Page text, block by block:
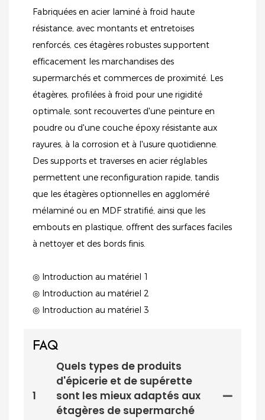
Fabriquées en acier laminé à froid haute
résistance, avec montants et entretoises
renforcés, ces étagères robustes supportent
efficacement les marchandises des
supermarchés et commerces de proximité. Les
étagères, profilées à froid pour une rigidité
optimale, sont recouvertes d'une peinture en
poudre ou d'une couche époxy résistante aux
rayures, à la corrosion et à l'usure quotidienne.
Des supports et traverses en acier réglables
permettent une reconfiguration rapide, tandis
que les étagères optionnelles en aggloméré
mélaminé ou en MDF stratifié, ainsi que les
embouts en plastique, offrent des surfaces faciles
à nettoyer et des bords finis.
◎ Introduction au matériel 1
◎ Introduction au matériel 2
◎ Introduction au matériel 3
FAQ
1
Quels types de produits
d'épicerie et de supérette
sont les mieux adaptés aux
étagères de supermarché